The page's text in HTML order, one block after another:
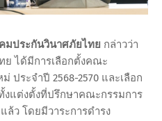
มประกันวินาศภัยไทย กล่าวว่า
ได้มีการเลือกตั้งคณะ
ประจำปี 2568-2570 และเลือก
งแต่งตั้งที่ปรึกษาคณะกรรมการ
ล้ว โดยมีวาระการดำรง